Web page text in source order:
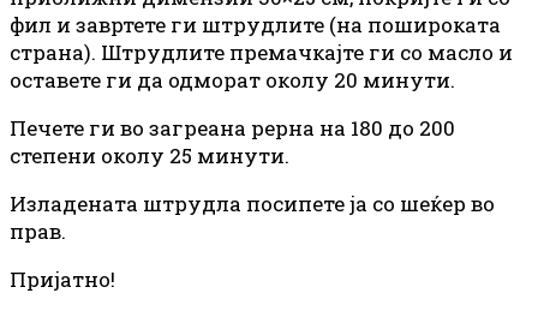
фил и завртете ги штрудлите (на пошироката
страна). Штрудлите премачкајте ги со масло и
оставете ги да одморат околу 20 минути.
Печете ги во загреана рерна на 180 до 200
степени околу 25 минути.
Изладената штрудла посипете ја со шеќер во
прав.
Пријатно!